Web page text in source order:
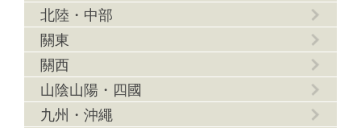
北陸・中部
關東
關西
山陰山陽・四國
九州・沖繩